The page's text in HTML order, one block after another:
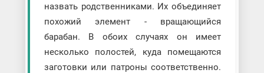
назвать родственниками. Их объединяет
похожий элемент - вращающийся
барабан. В обоих случаях он имеет
несколько полостей, куда помещаются
заготовки или патроны соответственно.